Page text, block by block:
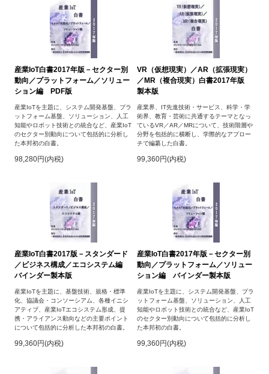
産業IoT白書2017年版－セクター別
動向／プラットフォーム／ソリュー
ション編 PDF版
産業IoTを主題に、システム開発基盤、プラ
ットフォーム基盤、ソリューション、人工
知能やロボット技術との統合など、産業IoT
のセクター別動向について包括的に分析し
た本邦初の白書。
98,280円(内税)
VR（仮想現実）／AR（拡張現実）
／MR（複合現実）白書2017年版
製本版
産業界、IT先進技術・サービス、科学・学
術界、教育・芸術に共通するテーマとなっ
ているVR／AR／MRについて、技術階層や
分野を包括的に横断し、学際的なアプロー
チで編纂した白書。
99,360円(内税)
産業IoT白書2017版－スタンダード
／ビジネス構成／エコシステム編
バインダー製本版
産業IoTを主題に、基盤技術、規格・標準
化、協議会・コンソーシアム、各種イニシ
アティブ、産業IoTエコシステム形成、提
携・アライアンス動向などの主要ポイント
について包括的に分析した本邦初の白書。
99,360円(内税)
産業IoT白書2017年版－セクター別
動向／プラットフォーム／ソリュー
ション編 バインダー製本版
産業IoTを主題に、システム開発基盤、プラ
ットフォーム基盤、ソリューション、人工
知能やロボット技術との統合など、産業IoT
のセクター別動向について包括的に分析し
た本邦初の白書。
99,360円(内税)